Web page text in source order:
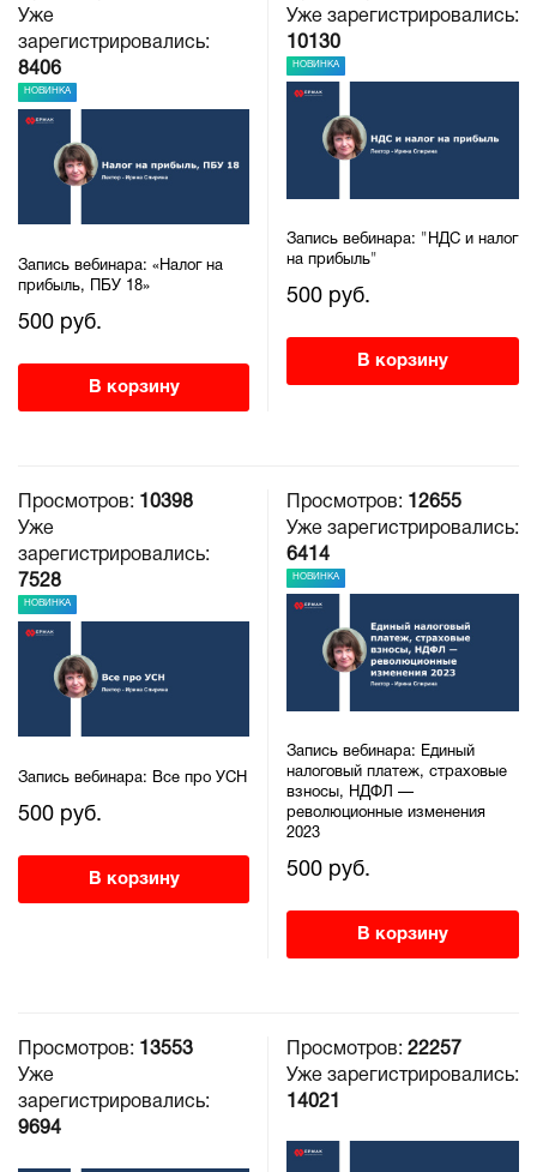
Уже
зарегистрировались:
8406
НОВИНКА
Запись вебинара: «Налог на
прибыль, ПБУ 18»
500 руб.
В корзину
Уже зарегистрировались:
10130
НОВИНКА
Запись вебинара: "НДС и налог
на прибыль"
500 руб.
В корзину
Просмотров:
10398
Уже
зарегистрировались:
7528
НОВИНКА
Запись вебинара: Все про УСН
500 руб.
В корзину
Просмотров:
12655
Уже зарегистрировались:
6414
НОВИНКА
Запись вебинара: Единый
налоговый платеж, страховые
взносы, НДФЛ —
революционные изменения
2023
500 руб.
В корзину
Просмотров:
13553
Уже
зарегистрировались:
9694
Просмотров: 22257
Уже зарегистрировались:
14021